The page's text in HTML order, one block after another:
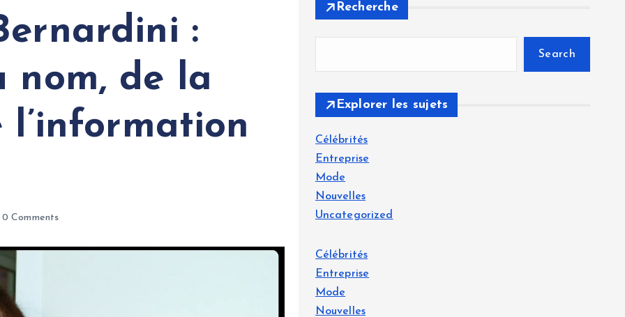
:
nom, de la
l’information
0 Comments
Recherche
Search
Explorer les sujets
Célébrités
Entreprise
Mode
Nouvelles
Uncategorized
Célébrités
Entreprise
Mode
Nouvelles